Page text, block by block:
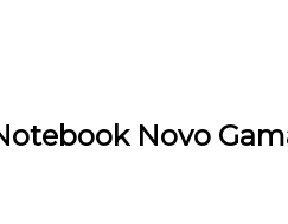
Novo